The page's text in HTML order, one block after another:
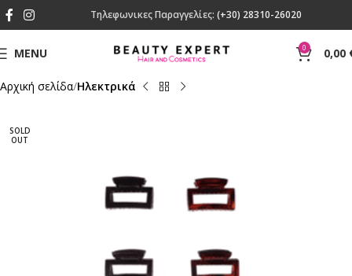
Τηλεφωνικες Παραγγελίες: (+30) 28310-26020
MENU 0 0,00
Αρχική σελίδα Ηλεκτρικά
SOLD
OUT